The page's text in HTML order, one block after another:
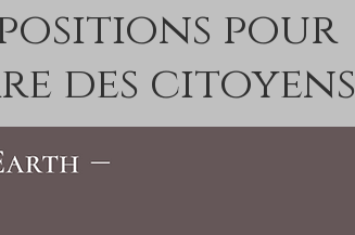
pour
des citoyens